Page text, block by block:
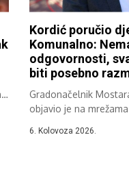
Kordić poručio
Komunalno:
odgovornosti,
biti posebno
Gradonačelnik
objavio je na
6. Kolovoza 2026.